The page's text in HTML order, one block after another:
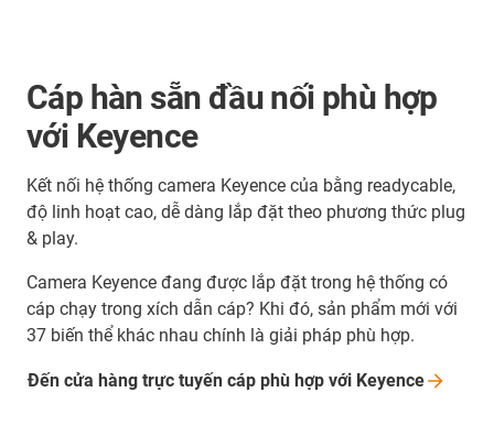
Cáp hàn sẵn đầu nối phù hợp
với Keyence
Kết nối hệ thống camera Keyence của bằng readycable,
độ linh hoạt cao, dễ dàng lắp đặt theo phương thức plug
& play.
Camera Keyence đang được lắp đặt trong hệ thống có
cáp chạy trong xích dẫn cáp? Khi đó, sản phẩm mới với
37 biến thể khác nhau chính là giải pháp phù hợp.
Đến cửa hàng trực tuyến cáp phù hợp với Keyence